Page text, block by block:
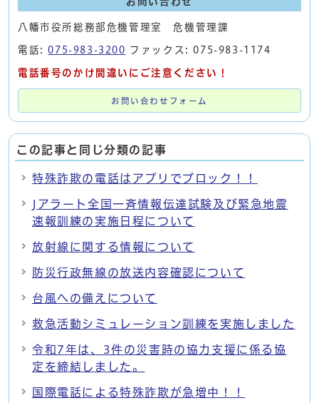
八幡市役所総務部危機管理室 危機管理課
電話:075-983-3200 ファックス: 075-983-1174
電話番号のかけ間違いにご注意ください！
お問い合わせフォーム
この記事と同じ分類の記事
特殊詐欺の電話はアプリでブロック！！
Jアラート全国一斉情報伝達試験及び緊急地震
速報訓練の実施日程について
放射線に関する情報について
防災行政無線の放送内容確認について
台風への備えについて
救急活動シミュレーション訓練を実施しました
令和7年は、3件の災害時の協力支援に係る協
定を締結しました。
国際電話による特殊詐欺が急増中！！